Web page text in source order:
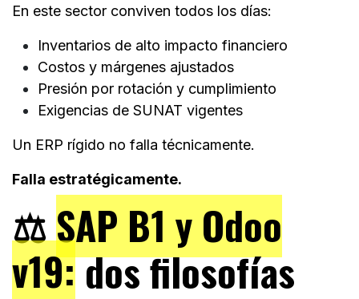
En este sector conviven todos los días:
Inventarios de alto impacto financiero
Costos y márgenes ajustados
Presión por rotación y cumplimiento
Exigencias de SUNAT vigentes
Un ERP rígido no falla técnicamente.
Falla estratégicamente.
⚖️SAP B1 y Odoo
v19:dos filosofías